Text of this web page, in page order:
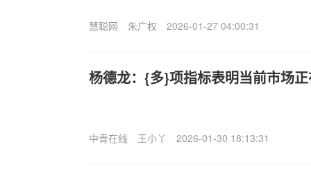
慧聪网 朱广权 2026-01-27 04:00:31
杨德龙：{多}项指标表明当前市场
中青在线 王小丫 2026-01-30 18:13:31